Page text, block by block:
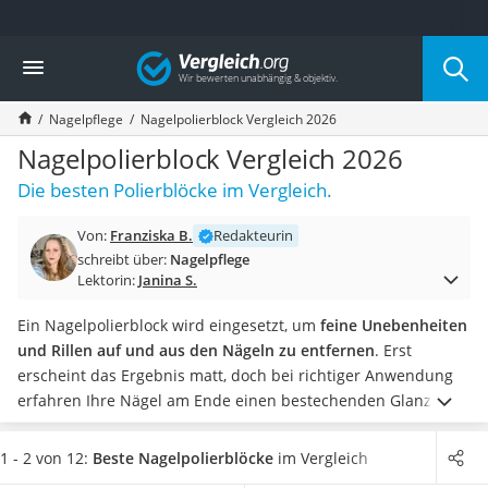
Die beliebtesten Vergleiche nach Kategorie
Drogerie
Inhalator
Haarschneider
Rollator
Braun Rasierer
Katzenklappe (Chip)
Masturbator
Massagepistole
Reisehaartrockner
Eiweißpulver
Magnesiumpräparat
Katzenklappe
Nackenmassagegerät
Zeckenschutz Katze
Vergleich
Nagelpflege Nagelpolierblock Vergleich 2026
Nagelpolierblock Vergleich 2026
Die besten Polierblöcke im Vergleich.
Von: Franziska B.
Redakteurin
schreibt über: Nagelpflege
Lektorin: Janina S.
Ein Nagelpolierblock wird eingesetzt, um feine Unebenheiten
und Rillen auf und aus den Nägeln zu entfernen. Erst
erscheint das Ergebnis matt, doch bei richtiger Anwendung
erfahren Ihre Nägel am Ende einen bestechenden Glanz.
Laut diversen Online-Tests hilft ein solcher Polierblock auch
bei der Maniküre. Nach dieser haftet derNagellack
nach dem
1 - 2 von 12: Beste Nagelpolierblöcke im Vergleich